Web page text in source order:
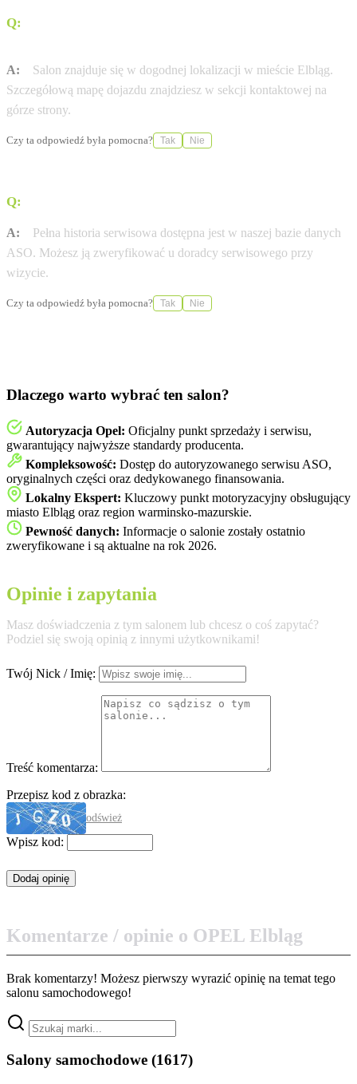
Q:
A:
Salon znajduje się w dogodnej lokalizacji w mieście Elbląg.
Szczegółową mapę dojazdu znajdziesz w sekcji kontaktowej na
górze strony.
Czy ta odpowiedź była pomocna? Tak Nie
Q:
A:
Pełna historia serwisowa dostępna jest w naszej bazie danych
ASO. Możesz ją zweryfikować u doradcy serwisowego przy
wizycie.
Czy ta odpowiedź była pomocna? Tak Nie
Dlaczego warto wybrać ten salon?
Autoryzacja Opel: Oficjalny punkt sprzedaży i serwisu,
gwarantujący najwyższe standardy producenta.
Kompleksowość: Dostęp do autoryzowanego serwisu ASO,
oryginalnych części oraz dedykowanego finansowania.
Lokalny Ekspert: Kluczowy punkt motoryzacyjny obsługujący
miasto Elbląg oraz region warminsko-mazurskie.
Pewność danych: Informacje o salonie zostały ostatnio
zweryfikowane i są aktualne na rok 2026.
Opinie i zapytania
Masz doświadczenia z tym salonem lub chcesz o coś zapytać?
Podziel się swoją opinią z innymi użytkownikami!
Twój Nick / Imię:
Treść komentarza:
Przepisz kod z obrazka:
odśwież
Wpisz kod:
Komentarze / opinie o OPEL Elbląg
Brak komentarzy! Możesz pierwszy wyrazić opinię na temat tego
salonu samochodowego!
Salony samochodowe (1617)